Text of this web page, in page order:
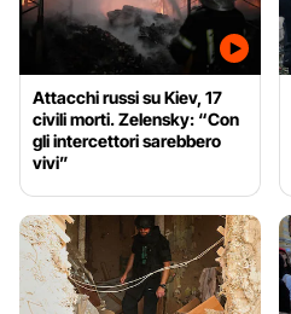
Attacchi russi su Kiev, 17
civili morti. Zelensky: “Con
gli intercettori sarebbero
vivi”